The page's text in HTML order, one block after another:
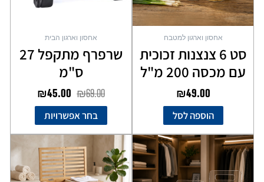
אחסון וארגון למטבח
סט 6 צנצנות זכוכית
עם מכסה 200 מ"ל
₪49.00
הוספה לסל
אחסון וארגון הבית
שרפרף מתקפל 27
ס"מ
₪69.00
₪45.00
בחר אפשרויות